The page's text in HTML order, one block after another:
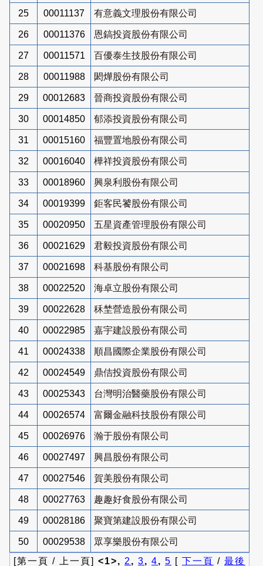
25 00011137 有意義文理股份有限公司
26 00011376 恩鎬投資股份有限公司
27 00011571 百優泰生技股份有限公司
28 00011988 閎燁股份有限公司
29 00012683 晉商投資股份有限公司
30 00014850 郁添投資股份有限公司
31 00015160 福豐置地股份有限公司
32 00016040 樺祥投資股份有限公司
33 00018960 興泉利股份有限公司
34 00019399 鉅客民饕股份有限公司
35 00020950 五星資產管理股份有限公司
36 00021629 君毅投資股份有限公司
37 00021698 科基股份有限公司
38 00022520 海卓立股份有限公司
39 00022628 秝埜營造股份有限公司
40 00022985 嘉宇建設股份有限公司
41 00024338 順昌國際企業股份有限公司
42 00024549 鼎佶投資股份有限公司
43 00025343 台灣明治醫藥股份有限公司
44 00026574 富爾金融科技股份有限公司
45 00026976 瀚于股份有限公司
46 00027497 興昌股份有限公司
47 00027546 賀美股份有限公司
48 00027763 趣趣好食股份有限公司
49 00028186 聚寶第建設股份有限公司
50 00029538
眾享樂股份有限公司
[第一頁 / 上一頁] <1>, 2 , 3, 4, 5 [ 下一頁 / 最後